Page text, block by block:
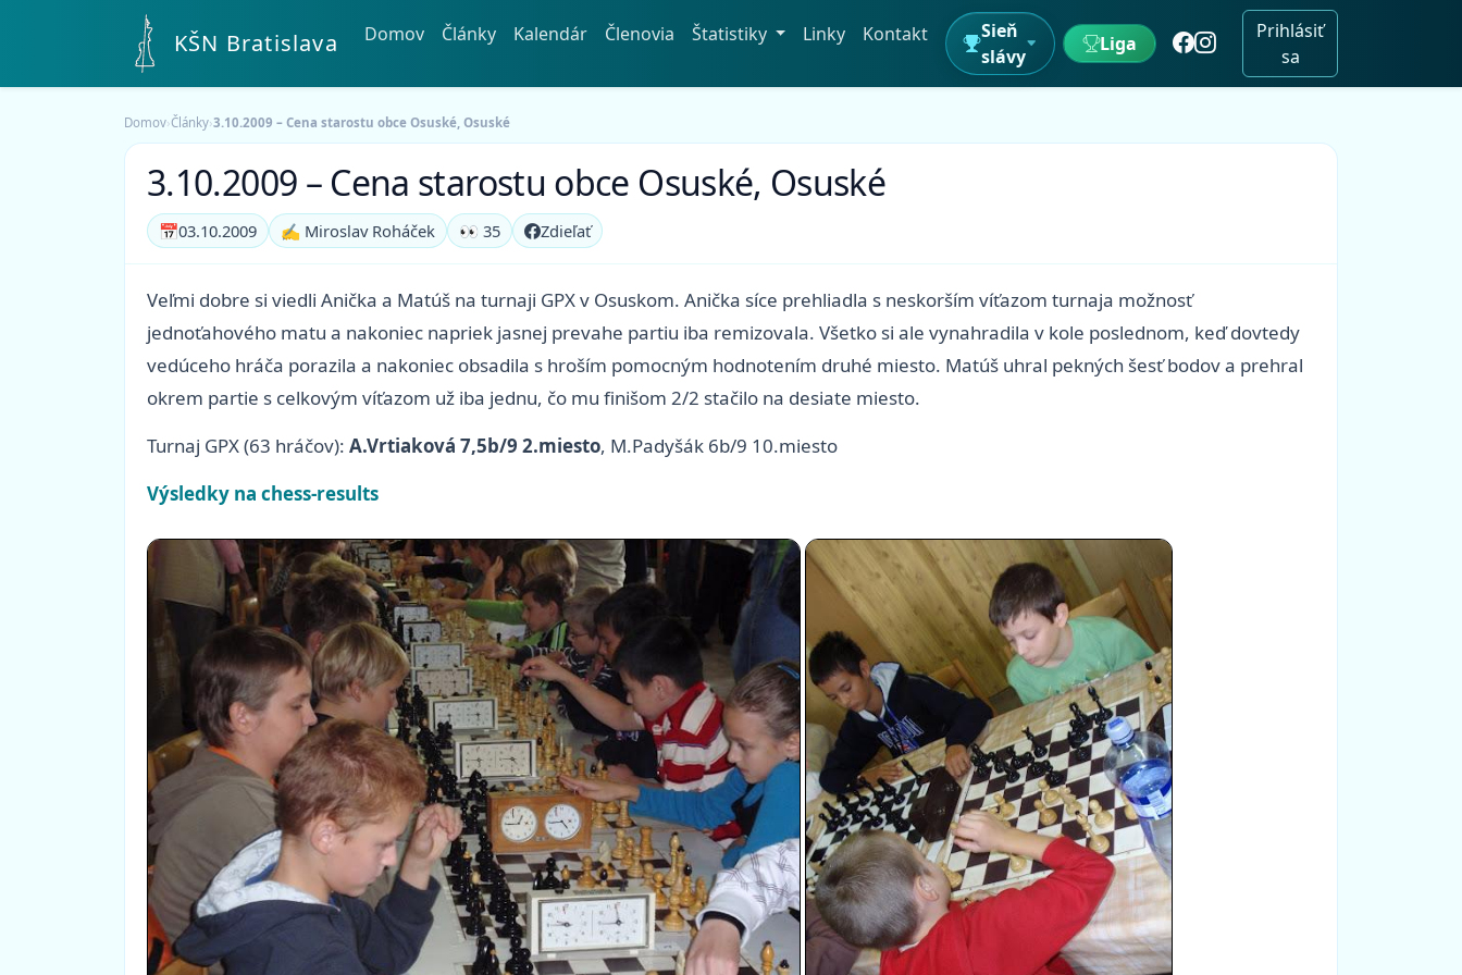
KŠN Bratislava Domov Články Kalendár Členovia Štatistiky Linky Kontakt
Sieň
slávy
Liga
Prihlásiť
sa
Domov›Články›3.10.2009 – Cena starostu obce Osuské, Osuské
3.10.2009 – Cena starostu obce Osuské, Osuské
📅03.10.2009 ✍️ Miroslav Roháček 👀 35 Zdieľať
Veľmi dobre si viedli Anička a Matúš na turnaji GPX v Osuskom. Anička síce prehliadla s neskorším víťazom turnaja možnosť
jednoťahového matu a nakoniec napriek jasnej prevahe partiu iba remizovala. Všetko si ale vynahradila v kole poslednom, keď dovtedy
vedúceho hráča porazila a nakoniec obsadila s hroším pomocným hodnotením druhé miesto. Matúš uhral pekných šesť bodov a prehral
okrem partie s celkovým víťazom už iba jednu, čo mu finišom 2/2 stačilo na desiate miesto.
Turnaj GPX (63 hráčov): A.Vrtiaková 7,5b/9 2.miesto, M.Padyšák 6b/9 10.miesto
Výsledky na chess-results